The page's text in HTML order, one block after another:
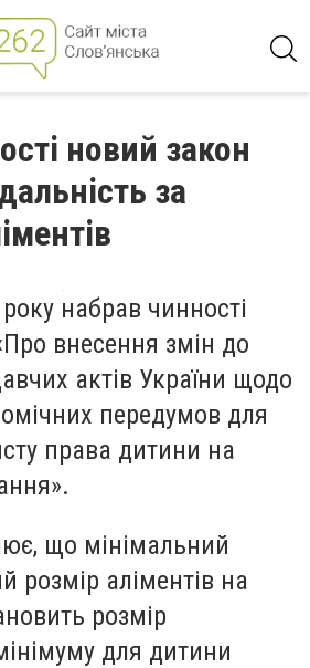
новий закон
за
набрав чинності
внесення змін до
актів України щодо
передумов для
права дитини на
що мінімальний
розмір аліментів на
розмір
для дитини